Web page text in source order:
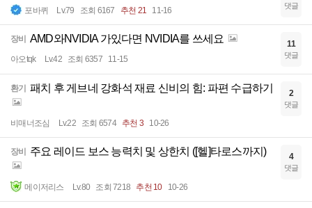
포바퀴 Lv.79 조회 6167 추천 21 11-16 댓글
장비 AMD와NVIDIA 가있다면 NVIDIA를 쓰세요
아오tqk Lv.42 조회 6357 11-15
11
댓글
환기 패치 후 게브네 강화석 재료 신비의 힘: 파편 수급하기
비매너조심 Lv.22 조회 6574 추천 3 10-26
2
댓글
장비 주요 레이드 보스 능력치 및 상한치 ([헬]타로스까지)
메이저리스 Lv.80 조회 7218 추천 10 10-26
4
댓글